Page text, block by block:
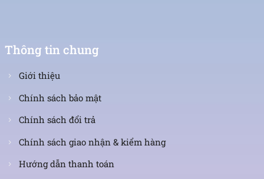
Thông tin chung
Giới thiệu
Chính sách bảo mật
Chính sách đổi trả
Chính sách giao nhận & kiểm hàng
Hướng dẫn thanh toán